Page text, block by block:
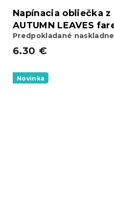
Napínacia obliečka
AUTUMN LEAVES
Predpokladané
6.30 €
Novinka